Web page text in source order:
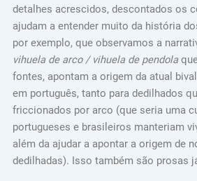
detalhes acrescidos, descontados os
ajudam a entender muito da história
por exemplo, que observamos a
vihuela de arco / vihuela de pendola
fontes, apontam a origem da atual
em português, tanto para dedilhados
friccionados por arco (que seria uma
portugueses e brasileiros manteriam
além da ajudar a apontar a origem de
dedilhadas). Isso também são prosas